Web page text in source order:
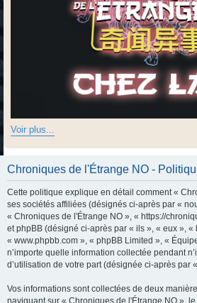
Voir plus...
Chroniques de l'Étrange NO -
Cette politique explique en détail comment «
ses sociétés affiliées (désignés ci-après par «
« Chroniques de l'Étrange NO », « https://
et phpBB (désigné ci-après par « ils », « eux », «
« www.phpbb.com », « phpBB Limited », «
n’importe quelle information collectée pendant
d’utilisation de votre part (désignée ci-après par
Vos informations sont collectées de deux
naviguant sur « Chroniques de l'Étrange NO »,